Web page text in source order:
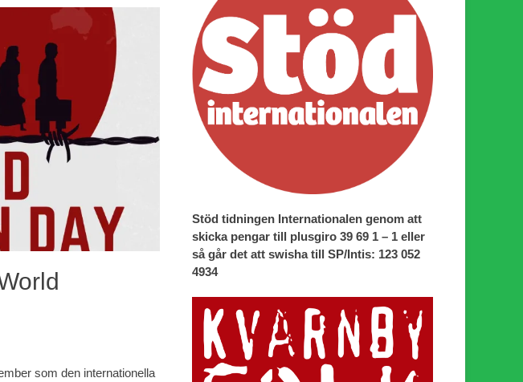
som den internationella
Stöd tidningen Internationalen genom att
skicka pengar till plusgiro 39 69 1 – 1 eller
så går det att swisha till SP/Intis: 123 052
4934